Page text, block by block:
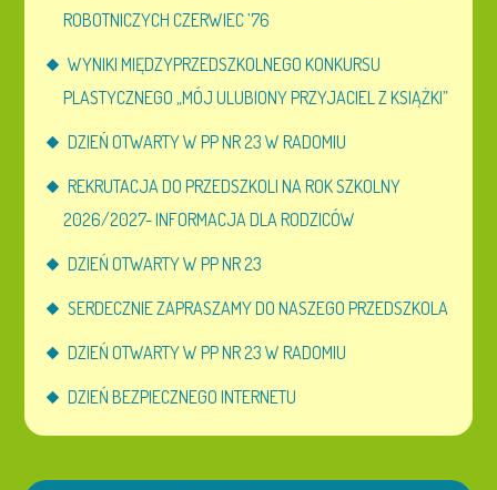
ROBOTNICZYCH CZERWIEC ’76
WYNIKI MIĘDZYPRZEDSZKOLNEGO KONKURSU
PLASTYCZNEGO „MÓJ ULUBIONY PRZYJACIEL Z KSIĄŻKI”
DZIEŃ OTWARTY W PP NR 23 W RADOMIU
REKRUTACJA DO PRZEDSZKOLI NA ROK SZKOLNY
2026/2027- INFORMACJA DLA RODZICÓW
DZIEŃ OTWARTY W PP NR 23
SERDECZNIE ZAPRASZAMY DO NASZEGO PRZEDSZKOLA
DZIEŃ OTWARTY W PP NR 23 W RADOMIU
DZIEŃ BEZPIECZNEGO INTERNETU